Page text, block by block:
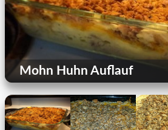
Mohn Huhn Auflauf